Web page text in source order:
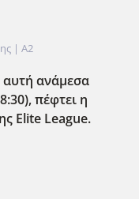
|A2
ανάμεσα
πέφτει η
Elite League.